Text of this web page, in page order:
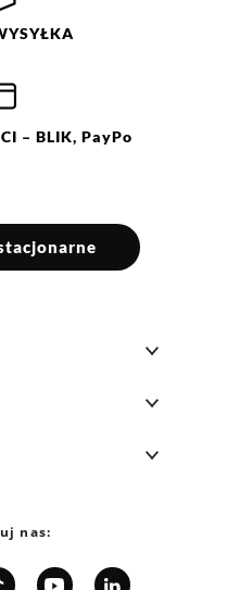
– BLIK, PayPo
nas: